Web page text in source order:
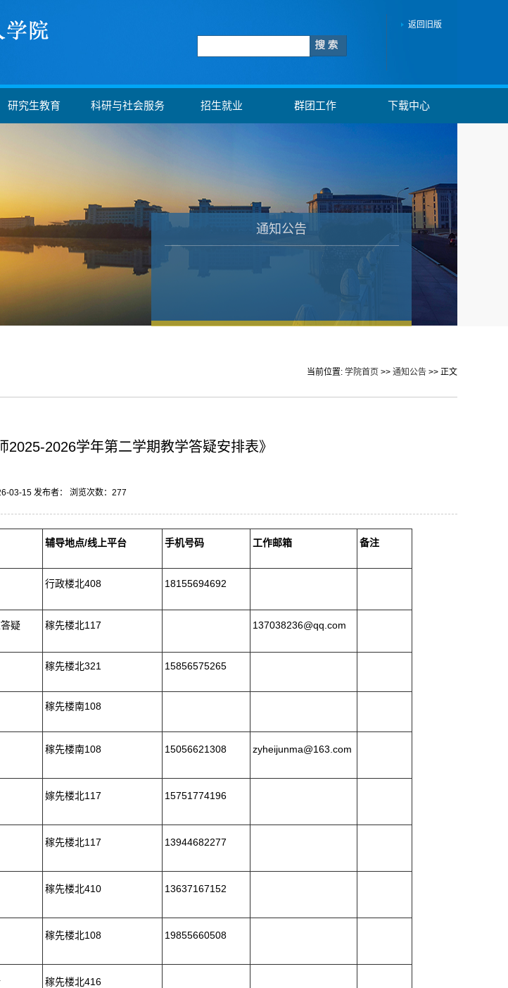
返回旧版
研究生教育 科研与社会服务 招生就业 群团工作 下载中心
通知公告
当前位置: 学院首页 >> 通知公告 >> 正文
2025-2026学年第二学期教学答疑安排表》
03-15 发布者： 浏览次数： 277
辅导地点/线上平台 手机号码 工作邮箱 备注
行政楼北408 18155694692
疑 稼先楼北117 137038236@qq.com
稼先楼北321 15856575265
稼先楼南108
稼先楼南108 15056621308 zyheijunma@163.com
嫁先楼北117 15751774196
稼先楼北117 13944682277
稼先楼北410 13637167152
稼先楼北108 19855660508
稼先楼北416